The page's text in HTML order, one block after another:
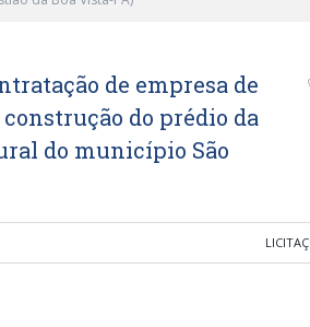
de empresa de
do prédio da
do município São